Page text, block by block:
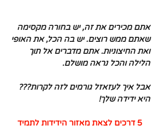
אתם מכירים את זה, יש בחורה מקסימה
שאתם ממש רוצים. יש בה הכל, את האופי
ואת החיצוניות. אתם מדברים אל תוך
הלילה והכל נראה מושלם.
אבל איך לעזאזל גורמים לזה לקרות???
היא ידידה שלך!
5 דרכים לצאת מאזור הידידות לתמיד